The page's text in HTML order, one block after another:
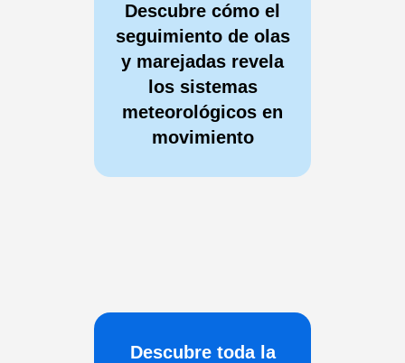
Descubre cómo el
seguimiento de olas
y marejadas revela
los sistemas
meteorológicos en
movimiento
Descubre toda la